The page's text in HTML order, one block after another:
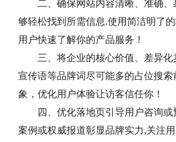
二、确保网站内容清晰、准确
够轻松找到所需信息.使用简洁明了
用户快速了解你的产品服务！
三、将企业的核心价值、差异
宣传语等品牌词尽可能多的占位搜索
象，优化用户体验让访客信任你！
四、优化落地页引导用户咨询
案例或权威报道彰显品牌实力,关注